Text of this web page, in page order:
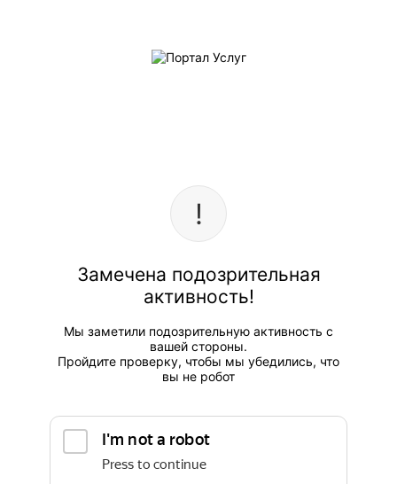
Замечена подозрительная
активность!
Мы заметили подозрительную активность с
вашей стороны.
Пройдите проверку, чтобы мы убедились, что
вы не робот